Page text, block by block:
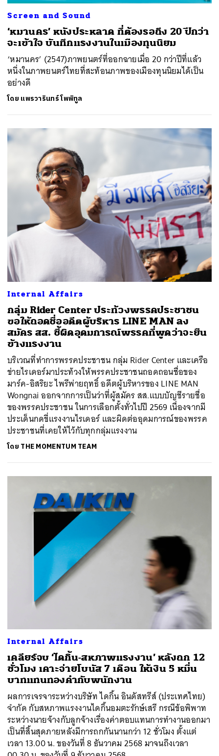
Screen and Sound
‘หมานคร’ หนังประหลาด ที่ต้องรอถึง 20 ปีกว่า
จะเข้าใจ บันทึกแรงงานในเมืองทุนนิยม
‘หมานคร’ (2547)ภาพยนตร์ที่ออกฉายเมื่อ 20 กว่าปีที่แล้ว
หนึ่งในภาพยนตร์ไทยที่สะท้อนภาพของเมืองทุนนิยมได้เป็น
อย่างดี
โดย แพรวารินทร์ โพพิทูล
Internal Affairs
กลุ่ม Rider Center ประท้วงพรรคประชาชน
ขอให้ถอดชื่ออดีตผู้บริหาร LINE MAN ลง
สมัคร สส. ชี้ผิดอุดมการณ์พรรคที่พูดว่าจะยืน
ข้างแรงงาน
บริเวณที่ทำการพรรคประชาชน กลุ่ม Rider Center และเครือ
ข่ายไรเดอร์มาประท้วงให้พรรคประชาชนถอดถอนชื่อของ
มาร์ค-อิสริยะ ไพรีพ่ายฤทธิ์ อดีตผู้บริหารของ LINE MAN
Wongnai ออกจากการเป็นว่าที่ผู้สมัคร สส.แบบบัญชีรายชื่อ
ของพรรคประชาชน ในการเลือกตั้งทั่วไปปี 2569 เนื่องจากมี
ประเด็นกดขี่แรงงานไรเดอร์ และผิดต่ออุดมการณ์ของพรรค
ประชาชนที่เคยให้ไว้กับทุกกลุ่มแรงงาน
โดย THE MOMENTUM TEAM
Internal Affairs
เคลียร์จบ ‘ไดกิ้น-สหภาพแรงงาน’ หลังถก 12
ชั่วโมง เคาะจ่ายโบนัส 7 เดือน ให้เงิน 5 หมื่น
บาทแทนทองคำกับพนักงาน
ผลการเจรจาระหว่างบริษัท ไดกิ้น อินดัสทรีส์ (ประเทศไทย)
จำกัด กับสหภาพแรงงานไดกิ้นอมตะรักษ์เสรี กรณีข้อพิพาท
ระหว่างนายจ้างกับลูกจ้างเรื่องค่าตอบแทนการทำงานออกมา
เป็นที่สิ้นสุดภายหลังมีการถกกันนานกว่า 12 ชั่วโมง ตั้งแต่
เวลา 13.00 น. ของวันที่ 8 ธันวาคม 2568 มาจนถึงเวลา